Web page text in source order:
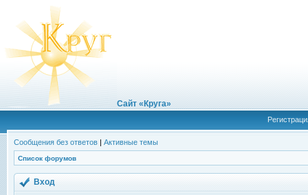
Сайт «Круга»
Сообщения без ответов | Активные темы
Список форумов
Вход